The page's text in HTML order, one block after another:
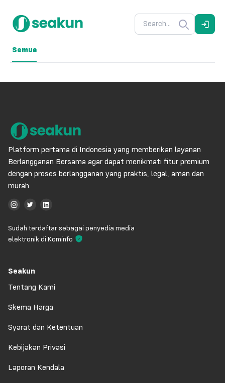
Semua
Platform pertama di Indonesia yang memberikan layanan
Berlangganan Bersama agar dapat menikmati fitur premium
dengan proses berlangganan yang praktis, legal, aman dan
murah
Sudah terdaftar sebagai penyedia media
elektronik di Kominfo
Seakun
Tentang Kami
Skema Harga
Syarat dan Ketentuan
Kebijakan Privasi
Laporan Kendala